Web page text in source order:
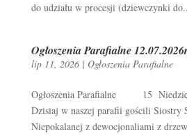
do udziału w procesji (dziewczynki
Ogłoszenia Parafialne
lip 11, 2026| Ogłoszenia Parafialne
Ogłoszenia Parafialne 15
Dzisiaj w naszej parafii gościli Siostry
Niepokalanej z dewocjonaliami z